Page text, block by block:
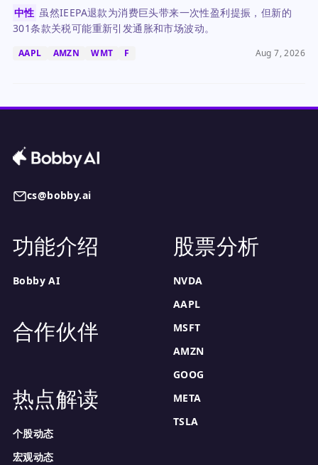
中性 虽然IEEPA退款为消费巨头带来一次性盈利提振，但新的
301条款关税可能重新引发通胀和市场波动。
AAPL AMZN WMT F Aug 7, 2026
cs@bobby.ai
功能介绍
Bobby AI
合作伙伴
热点解读
个股动态
宏观动态
股票分析
NVDA
AAPL
MSFT
AMZN
GOOG
META
TSLA